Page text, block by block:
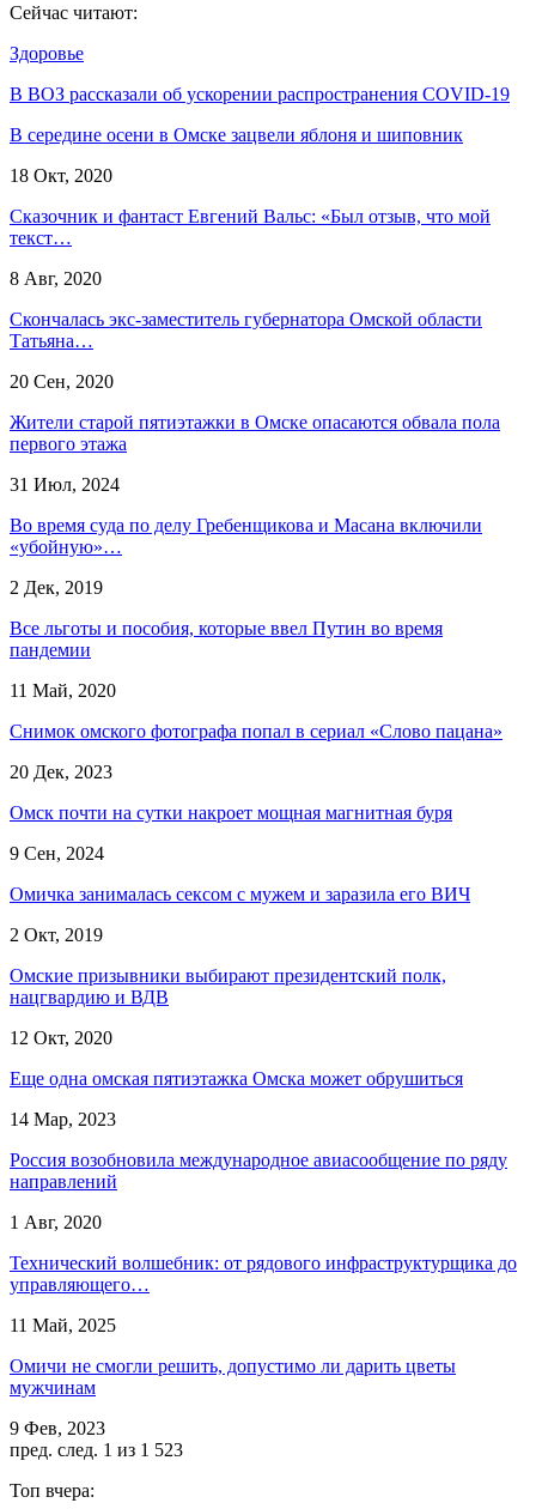
Сейчас читают:
Здоровье
В ВОЗ рассказали об ускорении распространения COVID-19
В середине осени в Омске зацвели яблоня и шиповник
18 Окт, 2020
Сказочник и фантаст Евгений Вальс: «Был отзыв, что мой
текст…
8 Авг, 2020
Скончалась экс-заместитель губернатора Омской области
Татьяна…
20 Сен, 2020
Жители старой пятиэтажки в Омске опасаются обвала пола
первого этажа
31 Июл, 2024
Во время суда по делу Гребенщикова и Масана включили
«убойную»…
2 Дек, 2019
Все льготы и пособия, которые ввел Путин во время
пандемии
11 Май, 2020
Снимок омского фотографа попал в сериал «Слово пацана»
20 Дек, 2023
Омск почти на сутки накроет мощная магнитная буря
9 Сен, 2024
Омичка занималась сексом с мужем и заразила его ВИЧ
2 Окт, 2019
Омские призывники выбирают президентский полк,
нацгвардию и ВДВ
12 Окт, 2020
Еще одна омская пятиэтажка Омска может обрушиться
14 Мар, 2023
Россия возобновила международное авиасообщение по ряду
направлений
1 Авг, 2020
Технический волшебник: от рядового инфраструктурщика до
управляющего…
11 Май, 2025
Омичи не смогли решить, допустимо ли дарить цветы
мужчинам
9 Фев, 2023
пред. след. 1 из 1 523
Топ вчера: